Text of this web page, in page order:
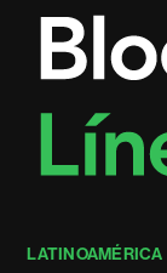
LATINOAMÉRICA